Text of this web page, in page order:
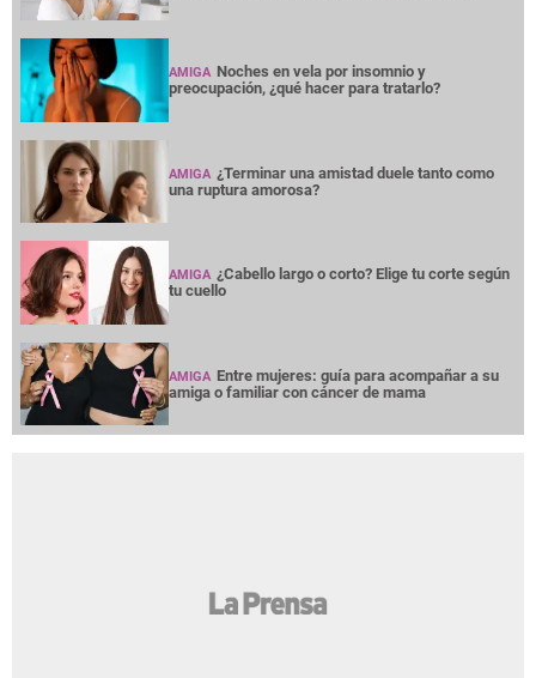
AMIGA Noches en vela por insomnio y
preocupación, ¿qué hacer para tratarlo?
AMIGA ¿Terminar una amistad duele tanto como
una ruptura amorosa?
AMIGA ¿Cabello largo o corto? Elige tu corte según
tu cuello
AMIGA Entre mujeres: guía para acompañar a su
amiga o familiar con cáncer de mama